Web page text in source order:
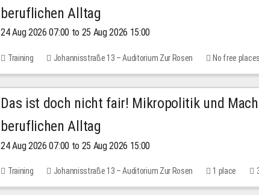
beruflichen Alltag
24 Aug 2026 07:00 to 25 Aug 2026 15:00
Training Johannisstraße 13 – Auditorium Zur Rosen No free places
Das ist doch nicht fair! Mikropolitik und
beruflichen Alltag
24 Aug 2026 07:00 to 25 Aug 2026 15:00
Training Johannisstraße 13 – Auditorium Zur Rosen 1 place